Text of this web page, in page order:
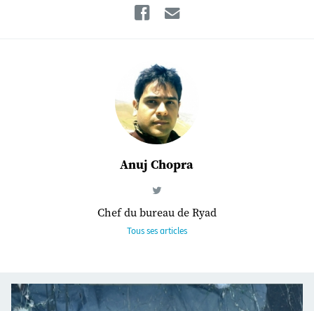
Facebook
Anuj Chopra
Chef du bureau de Ryad
Tous ses articles